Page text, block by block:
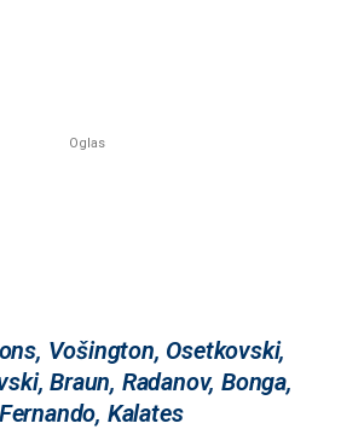
Vošington, Osetkovski,
Braun, Radanov, Bonga,
Kalates